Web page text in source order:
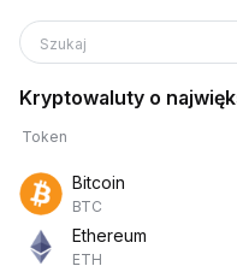
Szukaj
Kryptowaluty o
Token
Bitcoin
BTC
Ethereum
ETH